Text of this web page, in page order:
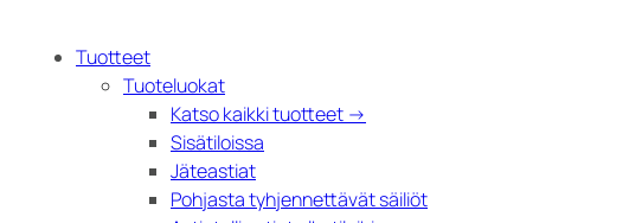
Tuotteet
Tuoteluokat
Katso kaikki tuotteet →
Sisätiloissa
Jäteastiat
Pohjasta tyhjennettävät säiliöt